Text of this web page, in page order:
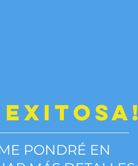
PONDRÉ EN